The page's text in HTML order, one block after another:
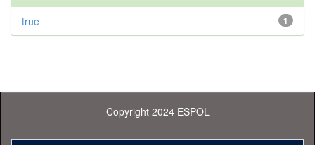
1
true
Copyright 2024 ESPOL